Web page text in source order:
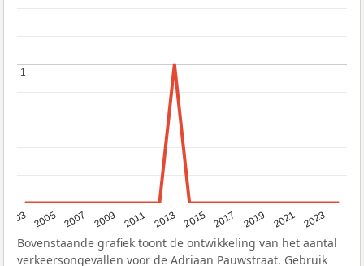
2003 2005 2007 2009 2011 2013 2015 2017 2019 2021 2023
1
1
Bovenstaande grafiek toont de ontwikkeling van het aantal
verkeersongevallen voor de Adriaan Pauwstraat. Gebruik